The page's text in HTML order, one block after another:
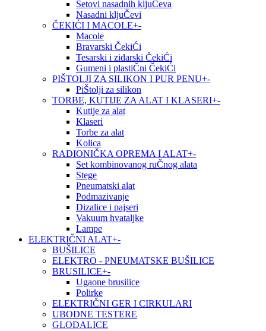
Setovi nasadnih kljuČeva
Nasadni kljuČevi
ČEKIĆI I MACOLE+-
Macole
Bravarski ČekiĆi
Tesarski i zidarski ČekiĆi
Gumeni i plastiČni ČekiĆi
PIŠTOLJI ZA SILIKON I PUR PENU+-
PiŠtolji za silikon
TORBE, KUTIJE ZA ALAT I KLASERI+-
Kutije za alat
Klaseri
Torbe za alat
Kolica
RADIONIČKA OPREMA I ALAT+-
Set kombinovanog ruČnog alata
Stege
Pneumatski alat
Podmazivanje
Dizalice i pajseri
Vakuum hvataljke
Lampe
ELEKTRIČNI ALAT+-
BUŠILICE
ELEKTRO - PNEUMATSKE BUŠILICE
BRUSILICE+-
Ugaone brusilice
Polirke
ELEKTRIČNI GER I CIRKULARI
UBODNE TESTERE
GLODALICE